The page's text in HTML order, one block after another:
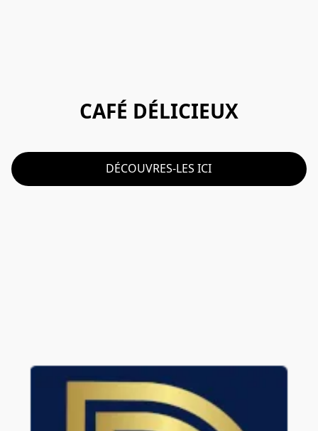
CAFÉ DÉLICIEUX
DÉCOUVRES-LES ICI